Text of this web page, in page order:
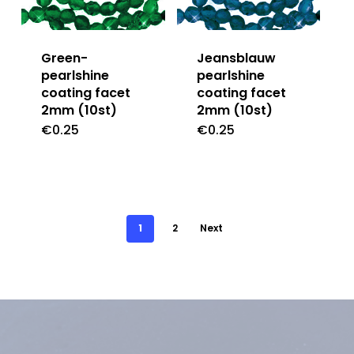
Green-
pearlshine
coating facet
2mm (10st)
€0.25
Jeansblauw
pearlshine
coating facet
2mm (10st)
€0.25
1 2 Next